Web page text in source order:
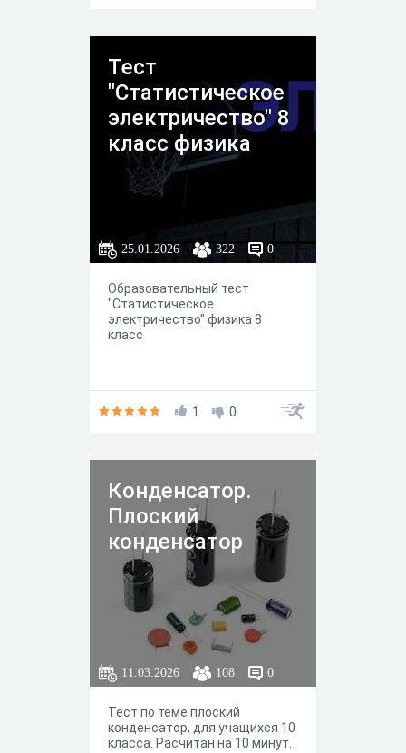
Тест
"Статистическое
электричество" 8
класс физика
25.01.2026 322 0
Образовательный тест
"Статистическое
электричество" физика 8
класс
1 0
Конденсатор.
Плоский
конденсатор
11.03.2026 108 0
Тест по теме плоский
конденсатор, для учащихся 10
класса. Расчитан на 10 минут.